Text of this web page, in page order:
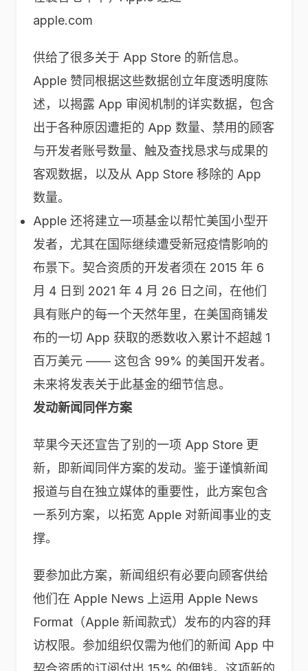
apple.com
供给了很多关于 App Store 的新信息。
Apple 赞同根据这些数据创立年度透明度陈
述，以揭露 App 审阅机制的详实数据，包含
出于各种原因遭拒的 App 数量、禁用的顾客
与开发者账号数量、触及查找恳求与成果的
客观数据，以及从 App Store 移除的 App
数量。
Apple 还将建立一项基金以帮忙美国小型开
发者，尤其在国际继续遭受新冠疫情影响的
布景下。契合资质的开发者须在 2015 年 6
月 4 日到 2021 年 4 月 26 日之间，在他们
具有账户的每一个天然年里，在美国商铺发
布的一切 App 获取的悉数收入累计不超越 1
百万美元 —— 这包含 99% 的美国开发者。
未来将发表关于此基金的细节信息。
发动新闻同伴方案
苹果今天还宣告了别的一项 App Store 更
新，即新闻同伴方案的发动。鉴于谨慎新闻
报道与自在独立媒体的重要性，此方案包含
一系列方案，以拓宽 Apple 对新闻事业的支
撑。
要参加此方案，新闻组织有必要向顾客供给
他们在 Apple News 上运用 Apple News
Format（Apple 新闻款式）发布的内容的拜
访权限。参加组织仅需为他们的新闻 App 中